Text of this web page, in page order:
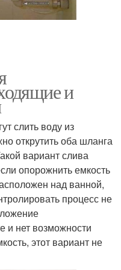
и
слить воду из
открутить оба шланга
вариант слива
опорожнить емкость
над ванной,
процесс не
и нет возможности
этот вариант не